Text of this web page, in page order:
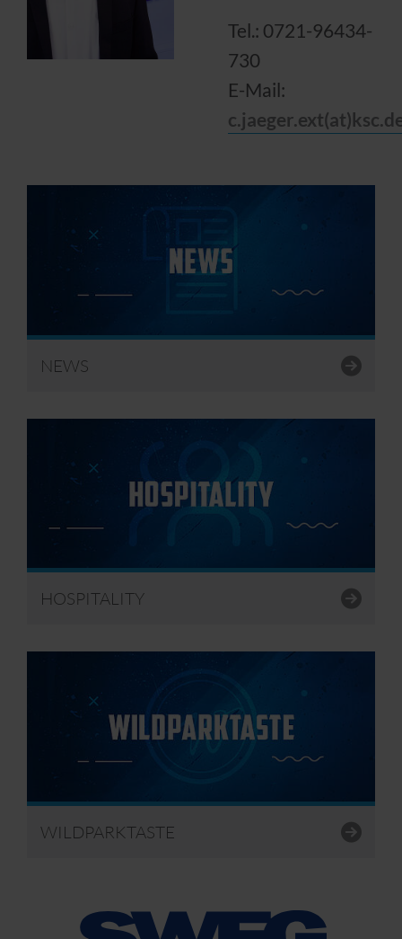
Tel.: 0721-96434-
730
E-Mail:
NEWS
HOSPITALITY
WILDPARKTASTE